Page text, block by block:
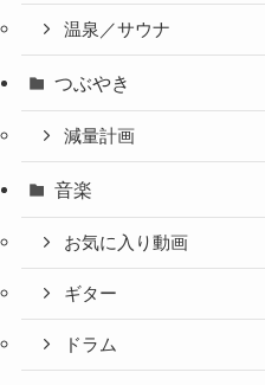
温泉／サウナ
つぶやき
減量計画
音楽
お気に入り動画
ギター
ドラム